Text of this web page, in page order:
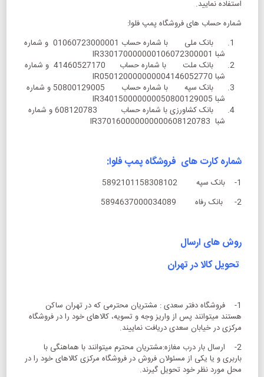
استفاده نمایید.
شماره حساب های فروشگاه پمپ فلوا:
بانک ملی با شماره حساب 01060723000001 و شماره
شبا IR330170000000106072300001
بانک ملت با شماره حساب 41460527170 و شماره
شبا IR050120000000004146052770
بانک سپه با شماره حساب 50800129005 و شماره
شبا IR340150000000050800129005
بانک کشاورزی با شماره حساب 608120783 و شماره
شبا IR370160000000000608120783
شماره کارت های فروشگاه پمپ فلوا:
1- بانک سپه 5892101158308102
2- بانک رفاه 5894637000034089
روش های ارسال
تحویل کالا در تهران
1- فروشگاه دفتر سعدی : مشتریان محترمی که در تهران ساکن
هستند میتوانند پس از واریز وجه و تسویه، کالاهای خود را در فروشگاه
مرکزی در خیابان سعدی دریافت نماییند.
2- ارسال بار درب مغازه:مشتریان محترم میتوانند با هماهنگی با
باربری و یا یکی از مسئولان فروش در فروشگاه مرکزی کالاهای خود را در
محل مورد نظر خود تحویل گیرند.